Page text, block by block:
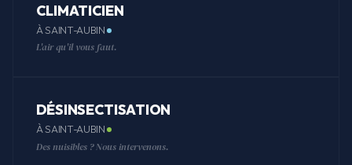
CLIMATICIEN
À SAINT-AUBIN
L'air qu'il vous faut.
DÉSINSECTISATION
À SAINT-AUBIN
Des nuisibles ? Nous intervenons.